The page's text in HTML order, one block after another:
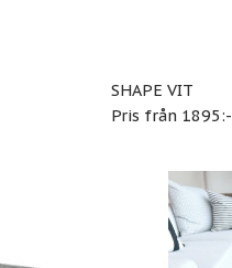
SHAPE VIT
Pris från 1895:-